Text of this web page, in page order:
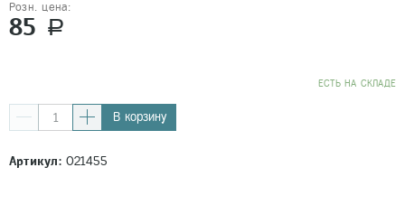
Розн. цена:
85 a
EСТЬ НА СКЛАДЕ
В корзину
Артикул:021455